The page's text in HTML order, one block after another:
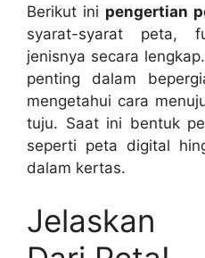
Berikut ini pengertian
syarat-syarat peta,
jenisnya secara
penting dalam
mengetahui cara
tuju. Saat ini bentuk
seperti peta digital
dalam kertas.
Jelaskan